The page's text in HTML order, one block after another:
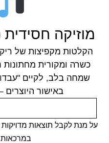
מוזיקה
הקלטות מקפיצות של
כשרה ומקורית
שמחה בלב, לקיים
באישור היוצרים
על מנת לקבל תוצאות מדויקות